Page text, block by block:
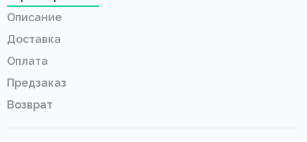
Описание
Доставка
Оплата
Предзаказ
Возврат